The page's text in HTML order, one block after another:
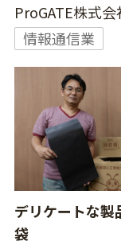
ProGATE株式会
情報通信業
デリケートな製
袋